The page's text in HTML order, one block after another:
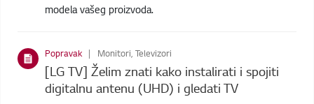
modela vašeg proizvoda.
Popravak Monitori, Televizori
[LG TV] Želim znati kako instalirati i spojiti
digitalnu antenu (UHD) i gledati TV